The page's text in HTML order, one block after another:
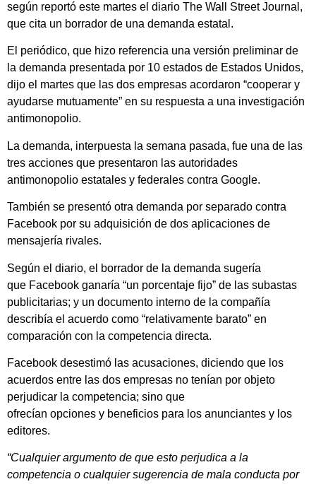
según reportó este martes el diario The Wall Street Journal,
que cita un borrador de una demanda estatal.
El periódico, que hizo referencia una versión preliminar de
la demanda presentada por 10 estados de Estados Unidos,
dijo el martes que las dos empresas acordaron “cooperar y
ayudarse mutuamente” en su respuesta a una investigación
antimonopolio.
La demanda, interpuesta la semana pasada, fue una de las
tres acciones que presentaron las autoridades
antimonopolio estatales y federales contra Google.
También se presentó otra demanda por separado contra
Facebook por su adquisición de dos aplicaciones de
mensajería rivales.
Según el diario, el borrador de la demanda sugería
que Facebook ganaría “un porcentaje fijo” de las subastas
publicitarias; y un documento interno de la compañía
describía el acuerdo como “relativamente barato” en
comparación con la competencia directa.
Facebook desestimó las acusaciones, diciendo que los
acuerdos entre las dos empresas no tenían por objeto
perjudicar la competencia; sino que
ofrecían opciones y beneficios para los anunciantes y los
editores.
“Cualquier argumento de que esto perjudica a la
competencia o cualquier sugerencia de mala conducta por